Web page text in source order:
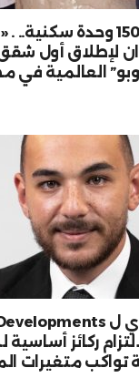
25 فيلا بحرية و150 وحدة
لإطلاق أول
العالمية في
ركائز أساسية
تواكب متغيرات